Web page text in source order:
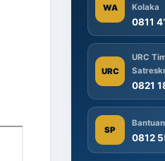
WA
Kolaka
0811
URC
URC
0821
SP
0812